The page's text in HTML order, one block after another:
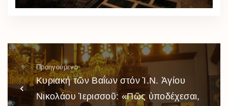
Προηγούμενο
Κυριακή τῶν Βαΐων στόν Ἱ.Ν. Ἁγίου
Νικολάου Ἱερισσοῦ: «Πῶς ὑποδέχεσαι,